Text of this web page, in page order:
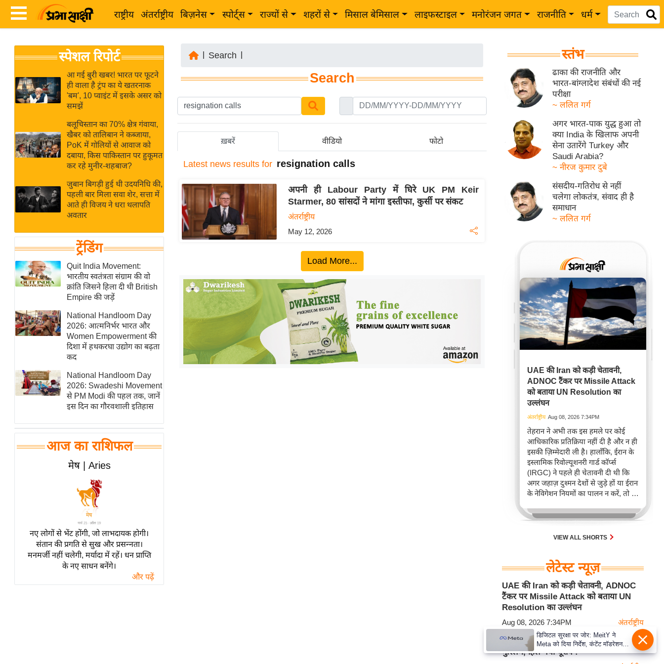
राष्ट्रीय अंतर्राष्ट्रीय बिज़नेस स्पोर्ट्स राज्यों से शहरों से मिसाल बेमिसाल लाइफस्टाइल मनोरंजन जगत राजनीति धर्म
News
Hindi
Live
News in
Hindi
News
Hindi
Videos
ख
ब
र
अंतर्राष्ट्रीय
बिज़नेस
विशेषज्ञ
राय
खेल
क्रिकेट
IPL
2026
ई-पेपर
मिसाल बेमिसाल
शख्सियत
यंग इंडिया
साहित्य जगत
ऑटो वर्ल्ड
न्यूज ब्रीफ
बॉलीवुड
हॉलीवुड
फिल्म समीक्षा
लाइफस्टाइल
टेक्नॉलॉजी
ब्यूटी/फैशन
घरेलू नुस्खे
पर्यटन स्थल
फिटनेस मंत्रा
स्पेशल रिपोर्ट
आ गई बुरी खबर! भारत पर फूटने
ही वाला है ट्रंप का ये खतरनाक
'बम', 10 प्वाइंट में इसके असर को
समझें
बलूचिस्तान का 70% क्षेत्र गंवाया,
खैबर को तालिबान ने कब्जाया,
PoK में गोलियों से आवाज को
दबाया, किस पाकिस्तान पर हुकूमत
कर रहे मुनीर-शहबाज?
जुबान बिगड़ी हुई थी उदयनिधि की,
पहली बार मिला सवा शेर, सत्ता में
आते ही विजय ने धरा थलापति
अवतार
ट्रेंडिंग
Quit India Movement:
भारतीय स्वतंत्रता संग्राम की वो
क्रांति जिसने हिला दी थी British
Empire की जड़ें
National Handloom Day
2026: आत्मनिर्भर भारत और
Women Empowerment की
दिशा में हथकरघा उद्योग का बढ़ता
कद
National Handloom Day
2026: Swadeshi Movement
से PM Modi की पहल तक, जानें
इस दिन का गौरवशाली इतिहास
आज का राशिफल
मेष | Aries
नए लोगों से भेंट होंगी, जो लाभदायक होगी।
संतान की प्रगति से सुख और प्रसन्नता।
मनमर्जी नहीं चलेगी, मर्यादा में रहें। धन प्राप्ति
के नए साधन बनेंगे।
और पढ़ें
Search
Search
ख़बरें वीडियो फोटो
Latest news results for resignation calls
अपनी ही Labour Party में घिरे UK PM Keir
Starmer, 80 सांसदों ने मांगा इस्तीफा, कुर्सी पर संकट
अंतर्राष्ट्रीय
May 12, 2026
Load More...
स्तंभ
ढाका की राजनीति और
भारत-बांग्लादेश संबंधों की नई
परीक्षा
~ ललित गर्ग
अगर भारत-पाक युद्ध हुआ तो
क्या India के खिलाफ अपनी
सेना उतारेंगे Turkey और
Saudi Arabia?
~ नीरज कुमार दुबे
संसदीय-गतिरोध से नहीं
चलेगा लोकतंत्र, संवाद ही है
समाधान
~ ललित गर्ग
UAE की Iran को कड़ी चेतावनी,
ADNOC टैंकर पर Missile Attack
को बताया UN Resolution का
उल्लंघन
अंतर्राष्ट्रीय Aug 08, 2026 7:34PM
तेहरान ने अभी तक इस हमले पर कोई
आधिकारिक प्रतिक्रिया नहीं दी है और न ही
इसकी ज़िम्मेदारी ली है। हालाँकि, ईरान के
इस्लामिक रिवोल्यूशनरी गार्ड कॉर्प्स
(IRGC) ने पहले ही चेतावनी दी थी कि
अगर जहाज़ दुश्मन देशों से जुड़े हों या ईरान
के नेविगेशन नियमों का पालन न करें, तो वे
ख़िलाफ़ सख़्त कार्रवाई कर सकते हैं।
VIEW ALL SHORTS
लेटेस्ट न्यूज़
UAE की Iran को कड़ी चेतावनी, ADNOC
टैंकर पर Missile Attack को बताया UN
Resolution का उल्लंघन
Aug 08, 2026 7:34PM अंतर्राष्ट्रीय
हिंदुओं को धोखा देने वाले इस देश को ले डूबे
मुस्लिम, हिल गया यूरोप !
डिजिटल सुरक्षा पर जोर: MeitY ने
Meta को दिया निर्देश, कंटेंट मॉडरेशन
मजबूत करे